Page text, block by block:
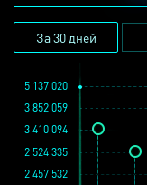
За 30 дней
3 852 059
2 457 532
5 137 020
2 524 335
3 410 094